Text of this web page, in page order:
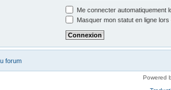
Me connecter automatiquement
Masquer mon statut en ligne
forum
Powered